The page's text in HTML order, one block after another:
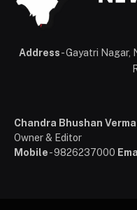
Address- Gayatri Nagar,
Chandra Bhushan Verma
Owner & Editor
Mobile- 9826237000